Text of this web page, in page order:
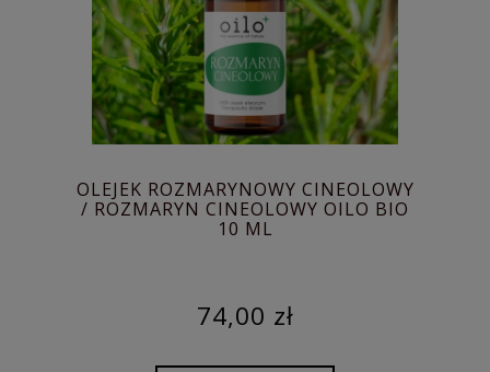
OLEJEK ROZMARYNOWY CINEOLOWY
/ ROZMARYN CINEOLOWY OILO BIO
10 ML
74,00 zł